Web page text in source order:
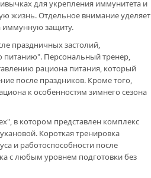
для укрепления иммунитета и
жизнь. Отдельное внимание уделяет
иммунную защиту.
праздничных застолий,
питанию". Персональный тренер,
рациона питания, который
после праздников. Кроме того,
к особенностям зимнего сезона
в котором представлен комплекс
Короткая тренировка
и работоспособности после
с любым уровнем подготовки без